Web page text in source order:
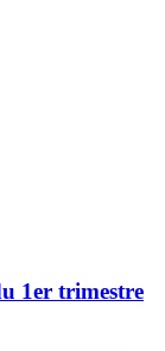
1er trimestre